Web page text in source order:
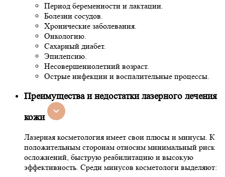
Период беременности и лактации.
Болезни сосудов.
Хронические заболевания.
Онкологию.
Сахарный диабет.
Эпилепсию.
Несовершеннолетний возраст.
Острые инфекции и воспалительные процессы.
Преимущества и недостатки лазерного лечения
кожи
Лазерная косметология имеет свои плюсы и минусы. К
положительным сторонам относим минимальный риск
осложнений, быструю реабилитацию и высокую
эффективность. Среди минусов косметологи выделяют: